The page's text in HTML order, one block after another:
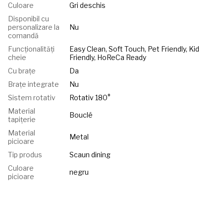
Culoare
Gri deschis
Disponibil cu
personalizare la
comandă
Nu
Funcționalități
cheie
Easy Clean, Soft Touch, Pet Friendly, Kid
Friendly, HoReCa Ready
Cu brațe
Da
Brațe integrate
Nu
Sistem rotativ
Rotativ 180°
Material
tapițerie
Bouclé
Material
picioare
Metal
Tip produs
Scaun dining
Culoare
picioare
negru